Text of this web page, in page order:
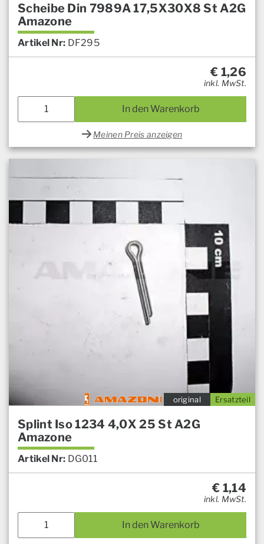
Scheibe Din 7989A 17,5X30X8 St A2G
Amazone
Artikel Nr: DF295
€ 1,26
inkl. MwSt.
In den Warenkorb
Meinen Preis anzeigen
Ersatzteil
original
Splint Iso 1234 4,0X 25 St A2G
Amazone
Artikel Nr: DG011
€ 1,14
inkl. MwSt.
In den Warenkorb